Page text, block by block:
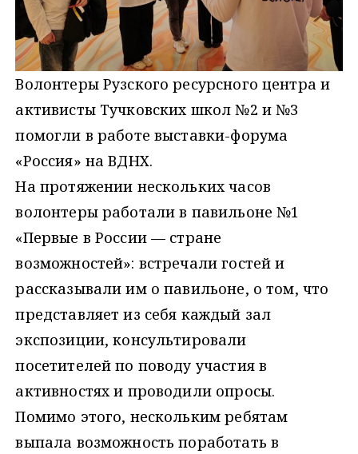
Волонтеры Рузского ресурсного центра и
активисты Тучковских школ №2 и №3
помогли в работе выставки-форума
«Россия» на ВДНХ.
На протяжении нескольких часов
волонтеры работали в павильоне №1
«Первые в России — стране
возможностей»: встречали гостей и
рассказывали им о павильоне, о том, что
представляет из себя каждый зал
экспозиции, консультировали
посетителей по поводу участия в
активностях и проводили опросы.
Помимо этого, нескольким ребятам
выпала возможность поработать в